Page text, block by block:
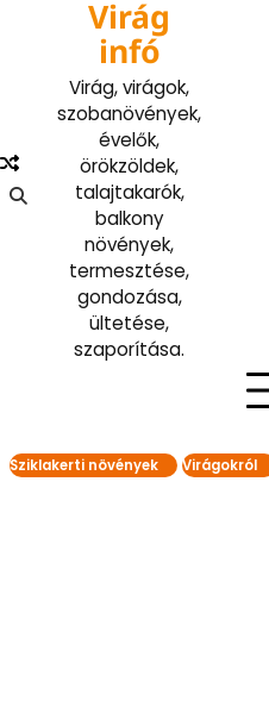
Virág
infó
Virág, virágok,
szobanövények,
évelők,
örökzöldek,
talajtakarók,
balkony
növények,
termesztése,
gondozása,
ültetése,
szaporítása.
Sziklakerti növények Virágokról